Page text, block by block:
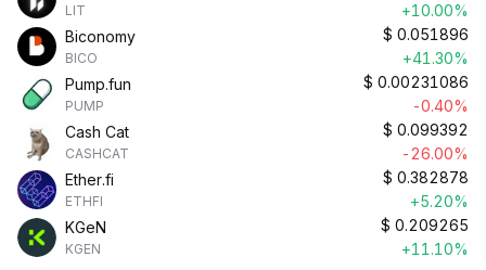
LIT
+10.00%
Biconomy
BICO
$ 0.051896
+41.30%
Pump.fun
PUMP
$ 0.00231086
-0.40%
Cash Cat
CASHCAT
$ 0.099392
-26.00%
Ether.fi
ETHFI
$ 0.382878
+5.20%
KGeN
KGEN
$ 0.209265
+11.10%